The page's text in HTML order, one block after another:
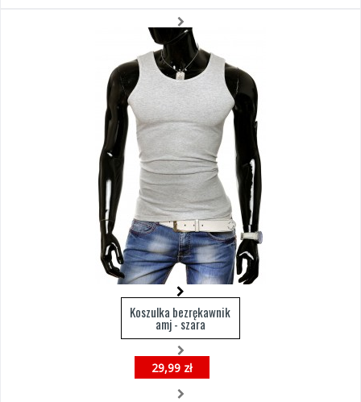
Koszulka bezrękawnik
amj - szara
29,99 zł